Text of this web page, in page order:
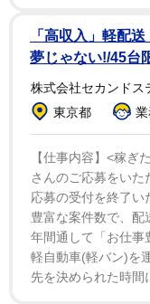
イベートでは幸せ
月に長女が誕生した
夫は広告代理店勤
ファンだと伝える
なよ」と後押しす
は嫌がっていた木
したのジョー」の
と、以前出演した
い！」で明かしてい
「高収入」軽配
夢じゃない!/45台
株式会社セカンドス
東京都
【仕事内容】<稼ぎ
さんのご応募をいた
応募の受付を終了い
豊富な案件数で、配
年間通して「お仕事
軽自動車(軽バン)を
先を決められた時間